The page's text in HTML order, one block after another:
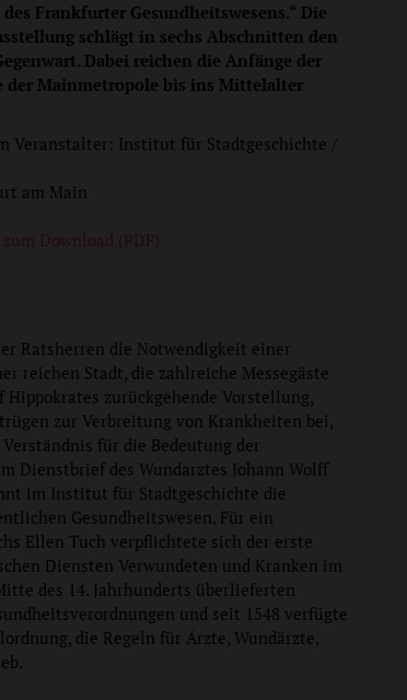
Frankfurter Gesundheitswesens.“ Die
schlägt in sechs Abschnitten den
Dabei reichen die Anfänge der
der Mainmetropole bis ins Mittelalter
Institut für Stadtgeschichte /
am Main
Download (PDF)
Ratsherren die Notwendigkeit einer
reichen Stadt, die zahlreiche Messegäste
Hippokrates zurückgehende Vorstellung,
zur Verbreitung von Krankheiten bei,
für die Bedeutung der
Dienstbrief des Wundarztes Johann Wolff
im Institut für Stadtgeschichte die
Gesundheitswesen. Für ein
Ellen Tuch verpflichtete sich der erste
Diensten Verwundeten und Kranken im
des 14. Jahrhunderts überlieferten
und seit 1548 verfügte
die Regeln für Ärzte, Wundärzte,